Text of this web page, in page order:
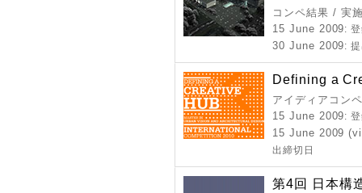
コンペ結果 / 実
15 June 2009:
30 June 2009:
Defining a
アイディアコン
15 June 2009:
15 June 2009
出締切日
第4回 日本構